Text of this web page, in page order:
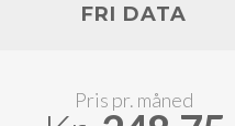
FRI DATA
Pris pr. måned